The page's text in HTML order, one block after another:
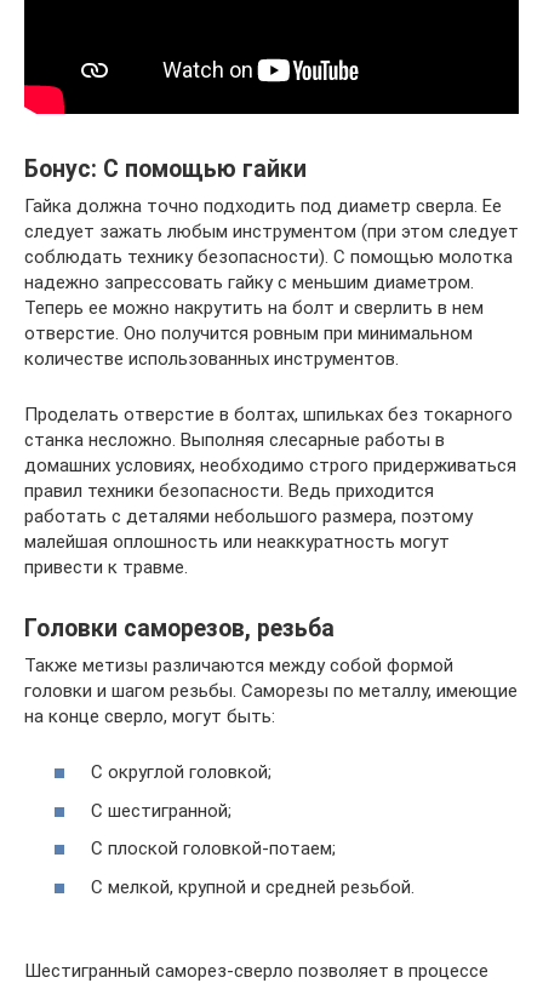
Бонус: С помощью гайки
Гайка должна точно подходить под диаметр сверла. Ее
следует зажать любым инструментом (при этом следует
соблюдать технику безопасности). С помощью молотка
надежно запрессовать гайку с меньшим диаметром.
Теперь ее можно накрутить на болт и сверлить в нем
отверстие. Оно получится ровным при минимальном
количестве использованных инструментов.
Проделать отверстие в болтах, шпильках без токарного
станка несложно. Выполняя слесарные работы в
домашних условиях, необходимо строго придерживаться
правил техники безопасности. Ведь приходится
работать с деталями небольшого размера, поэтому
малейшая оплошность или неаккуратность могут
привести к травме.
Головки саморезов, резьба
Также метизы различаются между собой формой
головки и шагом резьбы. Саморезы по металлу, имеющие
на конце сверло, могут быть:
С округлой головкой;
С шестигранной;
С плоской головкой-потаем;
С мелкой, крупной и средней резьбой.
Шестигранный саморез-сверло позволяет в процессе